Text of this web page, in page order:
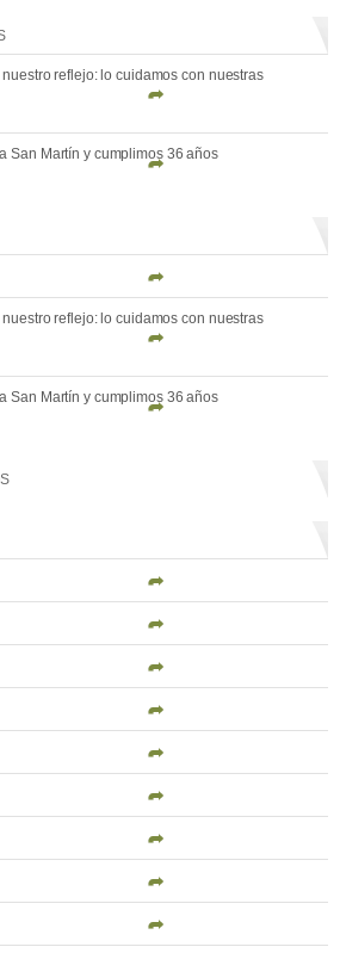
reflejo: lo cuidamos con nuestras
San Martín y cumplimos 36 años
reflejo: lo cuidamos con nuestras
San Martín y cumplimos 36 años